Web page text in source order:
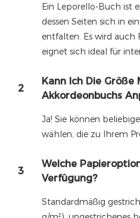
Ein Leporello-Buch ist
dessen Seiten sich in
entfalten. Es wird
eignet sich ideal für
2
Kann Ich Die Größe
Akkordeonbuchs
Ja! Sie können
wählen, die zu Ihrem
3
Welche
Verfügung?
Standardmäßig